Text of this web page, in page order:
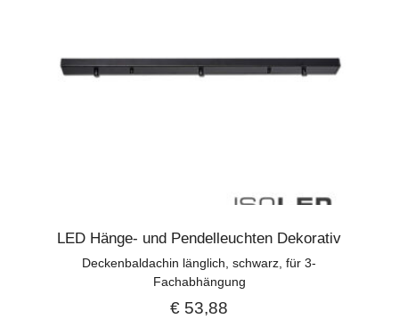
LED Hänge- und Pendelleuchten Dekorativ
Deckenbaldachin länglich, schwarz, für 3-
Fachabhängung
€ 53,88